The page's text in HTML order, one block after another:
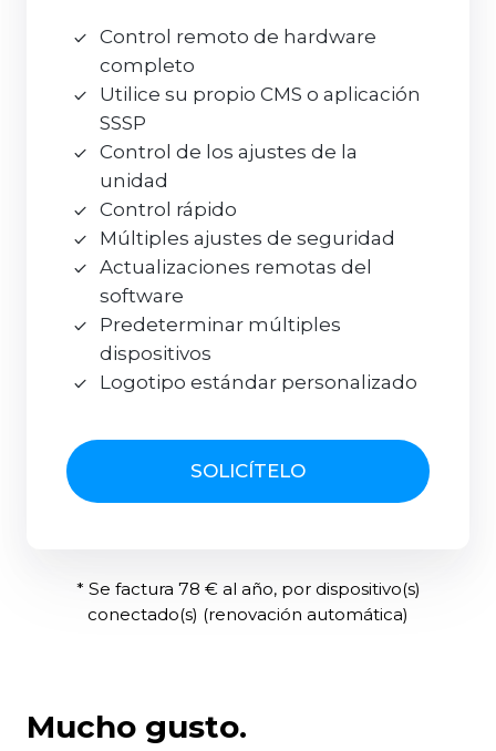
Control remoto de hardware
completo
Utilice su propio CMS o aplicación
SSSP
Control de los ajustes de la
unidad
Control rápido
Múltiples ajustes de seguridad
Actualizaciones remotas del
software
Predeterminar múltiples
dispositivos
Logotipo estándar personalizado
SOLICÍTELO
* Se factura 78 € al año, por dispositivo(s)
conectado(s) (renovación automática)
Mucho gusto.